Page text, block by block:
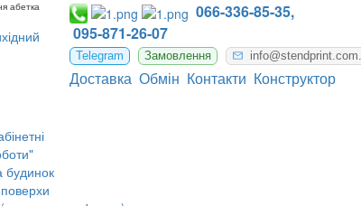
066-336-85-35,
095-871-26-07
Telegram Замовлення
Доставка Обмін Контакти Конструктор
будинок
абетка